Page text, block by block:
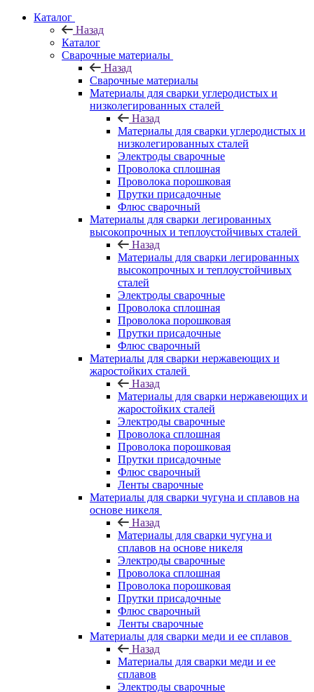
Каталог
Назад
Каталог
Сварочные материалы
Назад
Сварочные материалы
Материалы для сварки углеродистых и
низколегированных сталей
Назад
Материалы для сварки углеродистых и
низколегированных сталей
Электроды сварочные
Проволока сплошная
Проволока порошковая
Прутки присадочные
Флюс сварочный
Материалы для сварки легированных
высокопрочных и теплоустойчивых сталей
Назад
Материалы для сварки легированных
высокопрочных и теплоустойчивых
сталей
Электроды сварочные
Проволока сплошная
Проволока порошковая
Прутки присадочные
Флюс сварочный
Материалы для сварки нержавеющих и
жаростойких сталей
Назад
Материалы для сварки нержавеющих и
жаростойких сталей
Электроды сварочные
Проволока сплошная
Проволока порошковая
Прутки присадочные
Флюс сварочный
Ленты сварочные
Материалы для сварки чугуна и сплавов на
основе никеля
Назад
Материалы для сварки чугуна и
сплавов на основе никеля
Электроды сварочные
Проволока сплошная
Проволока порошковая
Прутки присадочные
Флюс сварочный
Ленты сварочные
Материалы для сварки меди и ее сплавов
Назад
Материалы для сварки меди и ее
сплавов
Электроды сварочные